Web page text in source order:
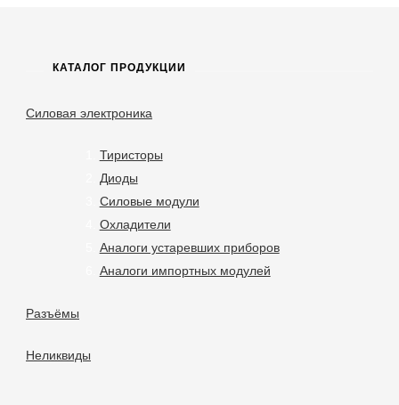
КАТАЛОГ ПРОДУКЦИИ
Силовая электроника
Тиристоры
Диоды
Силовые модули
Охладители
Аналоги устаревших приборов
Аналоги импортных модулей
Разъёмы
Неликвиды